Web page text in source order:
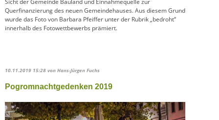
Sicht der Gemeinde Bauland und Einnahmequelle zur
Querfinanzierung des neuen Gemeindehauses. Aus diesem Grund
wurde das Foto von Barbara Pfeiffer unter der Rubrik „bedroht“
innerhalb des Fotowettbewerbs prämiert.
10.11.2019 15:28 von Hans-Jürgen Fuchs
Pogromnachtgedenken 2019